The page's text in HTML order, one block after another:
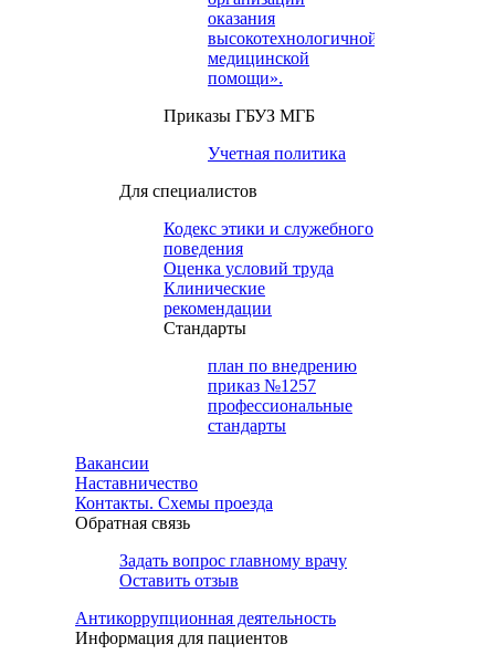
оказания
высокотехнологичной
медицинской
помощи».
Приказы ГБУЗ МГБ
Учетная политика
Для специалистов
Кодекс этики и служебного
поведения
Оценка условий труда
Клинические
рекомендации
Cтандарты
план по внедрению
приказ №1257
профессиональные
стандарты
Вакансии
Наставничество
Контакты. Схемы проезда
Обратная связь
Задать вопрос главному врачу
Оставить отзыв
Антикоррупционная деятельность
Информация для пациентов